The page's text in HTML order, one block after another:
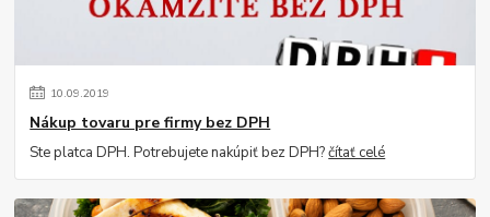
10.09.2019
Nákup tovaru pre firmy bez DPH
Ste platca DPH. Potrebujete nakúpiť bez DPH?čítať celé